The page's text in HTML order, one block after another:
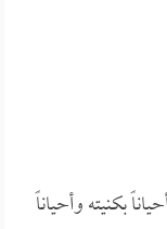
بكنيته وأحياناً